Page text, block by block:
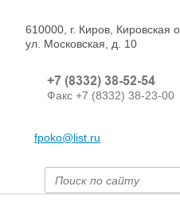
610000, г. Киров, Кировская
ул. Московская, д. 10
+7 (8332) 38-52-54
Факс +7 (8332) 38-23-00
fpoko@list.ru